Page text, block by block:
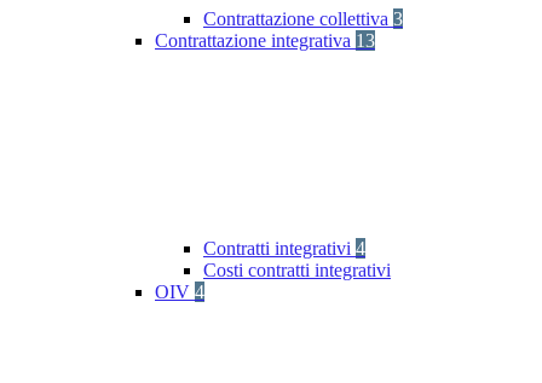
Contrattazione collettiva 3
Contrattazione integrativa 13
Contratti integrativi 4
Costi contratti integrativi
OIV 4